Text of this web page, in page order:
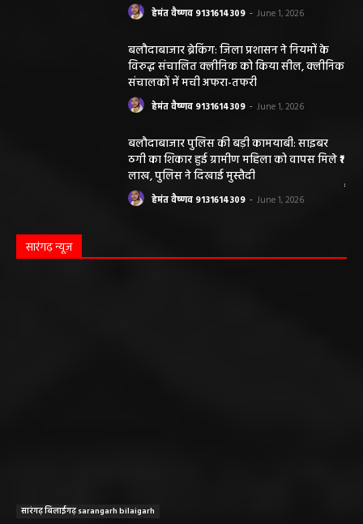
हेमंत वैष्णव 9131614309 - June 1, 2026
बलौदाबाजार ब्रेकिंग: जिला प्रशासन ने नियमों के
विरुद्ध संचालित क्लीनिक को किया सील, क्लीनिक
संचालकों में मची अफरा-तफरी
हेमंत वैष्णव 9131614309 - June 1, 2026
बलौदाबाजार पुलिस की बड़ी कामयाबी: साइबर
ठगी का शिकार हुई ग्रामीण महिला को वापस मिले ₹1
लाख, पुलिस ने दिखाई मुस्तैदी
हेमंत वैष्णव 9131614309 - June 1, 2026
सारंगढ़ न्यूज़
सारंगढ़ बिलाईगढ़ sarangarh bilaigarh